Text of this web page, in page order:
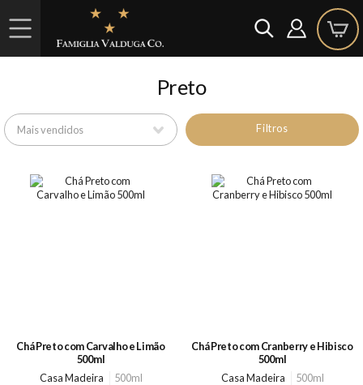
Preto
Filtros
Chá Preto com Carvalho e Limão
500ml
Casa Madeira
500ml
Chá Preto com Cranberry e Hibisco
500ml
Casa Madeira
500ml